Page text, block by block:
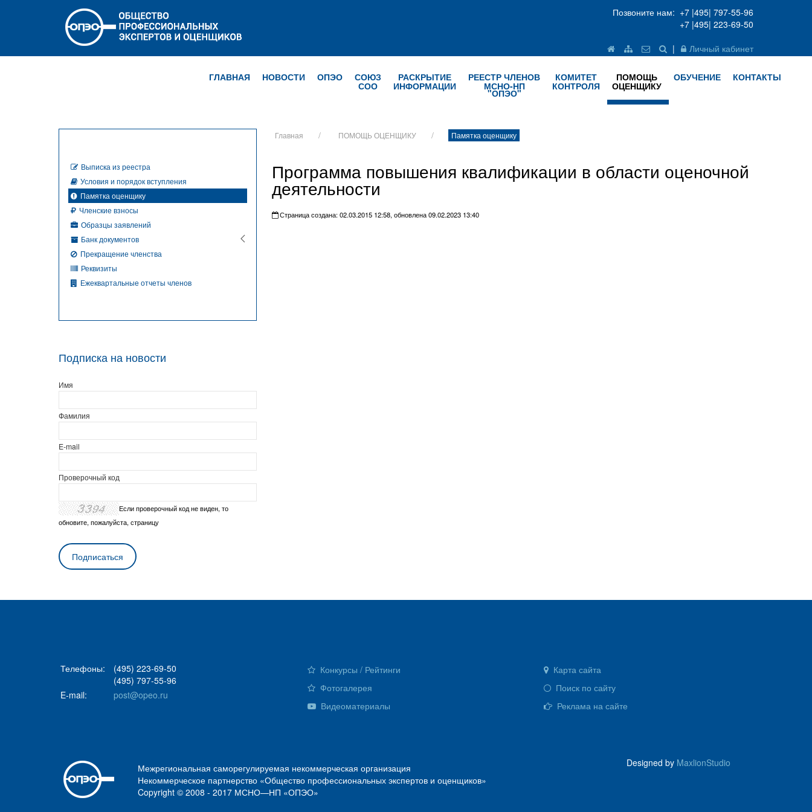
Позвоните нам: +7 |495| 797-55-96
+7 |495| 223-69-50
|
Личный кабинет
ГЛАВНАЯ НОВОСТИ ОПЭО СОЮЗ
СОО
РАСКРЫТИЕ
ИНФОРМАЦИИ
РЕЕСТР ЧЛЕНОВ
МСНО-НП
"ОПЭО"
КОМИТЕТ
КОНТРОЛЯ
ПОМОЩЬ
ОЦЕНЩИКУ
ОБУЧЕНИЕ КОНТАКТЫ
Главная ПОМОЩЬ ОЦЕНЩИКУ Памятка оценщику
Программа повышения квалификации в области оценочной
деятельности
Страница создана: 02.03.2015 12:58, обновлена 09.02.2023 13:40
Выписка из реестра
Условия и порядок вступления
Памятка оценщику
Членские взносы
Образцы заявлений
Банк документов
Прекращение членства
Реквизиты
Ежеквартальные отчеты членов
Подписка на новости
Имя
Фамилия
E-mail
Проверочный код
Если проверочный код не виден, то
обновите, пожалуйста, страницу
Телефоны:
(495) 223-69-50
(495) 797-55-96
E-mail:
post@opeo.ru
Конкурсы / Рейтинги
Фотогалерея
Видеоматериалы
Карта сайта
Поиск по сайту
Реклама на сайте
Межрегиональная саморегулируемая некоммерческая организация
Некоммерческое партнерство «Общество профессиональных экспертов и оценщиков»
Copyright © 2008 - 2017 МСНО—НП «ОПЭО»
Designed by MaxlionStudio